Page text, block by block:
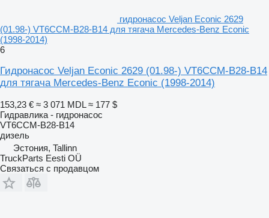
гидронасос Veljan Econic 2629
(01.98-) VT6CCM-B28-B14 для тягача Mercedes-Benz Econic
(1998-2014)
6
Гидронасос Veljan Econic 2629 (01.98-) VT6CCM-B28-B14
для тягача Mercedes-Benz Econic (1998-2014)
153,23 € ≈ 3 071 MDL ≈ 177 $
Гидравлика - гидронасос
VT6CCM-B28-B14
дизель
Эстония, Tallinn
TruckParts Eesti OÜ
Связаться с продавцом